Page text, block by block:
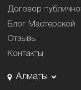
Договор
Блог Мастерской
Отзывы
Контакты
Алматы